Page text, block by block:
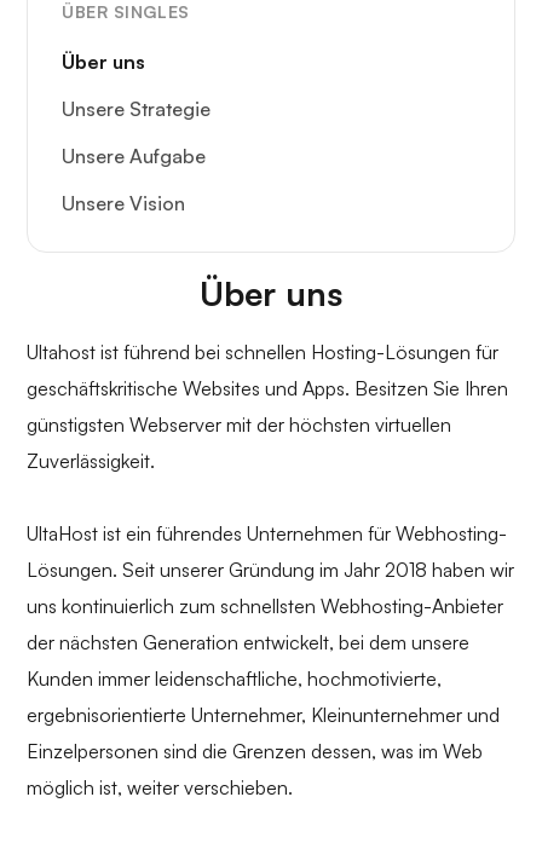
ÜBER SINGLES
Über uns
Unsere Strategie
Unsere Aufgabe
Unsere Vision
Über uns
Ultahost ist führend bei schnellen Hosting-Lösungen für
geschäftskritische Websites und Apps. Besitzen Sie Ihren
günstigsten Webserver mit der höchsten virtuellen
Zuverlässigkeit.
UltaHost ist ein führendes Unternehmen für Webhosting-
Lösungen. Seit unserer Gründung im Jahr 2018 haben wir
uns kontinuierlich zum schnellsten Webhosting-Anbieter
der nächsten Generation entwickelt, bei dem unsere
Kunden immer leidenschaftliche, hochmotivierte,
ergebnisorientierte Unternehmer, Kleinunternehmer und
Einzelpersonen sind die Grenzen dessen, was im Web
möglich ist, weiter verschieben.